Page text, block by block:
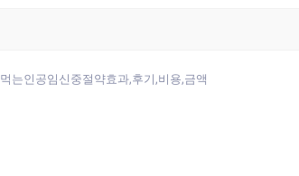
는인공임신중절약효과,후기,비용,금액